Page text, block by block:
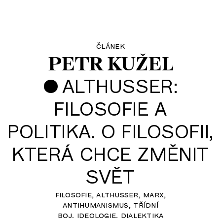
článek
PETR KUŽEL
• ALTHUSSER:
FILOSOFIE A
POLITIKA. O FILOSOFII,
KTERÁ CHCE ZMĚNIT
SVĚT
filosofie althusser marx
antihumanismus třídní
boj ideologie dialektika